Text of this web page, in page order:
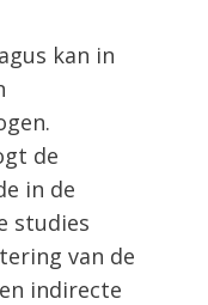
kan in
de
in de
studies
van de
indirecte